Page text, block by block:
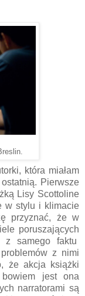
która miałam
Pierwsze
Lisy Scottoline
w stylu i klimacie
przyznać, że w
poruszających
z samego faktu
z nimi
że akcja książki
bowiem jest ona
narratorami są